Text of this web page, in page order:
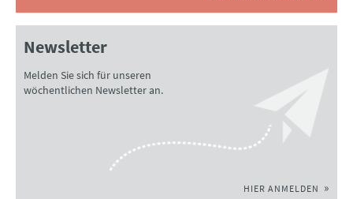
Newsletter
Melden Sie sich für unseren
wöchentlichen Newsletter an.
HIER ANMELDEN